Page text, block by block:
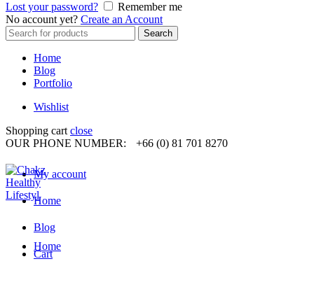
Lost your password?
Remember me
No account yet? Create an Account
Search
for:
Search
Home
Blog
Portfolio
Wishlist
Shopping cart close
OUR PHONE NUMBER:
+66 (0) 81 701 8270
My account
Home
Blog
Cart
Home